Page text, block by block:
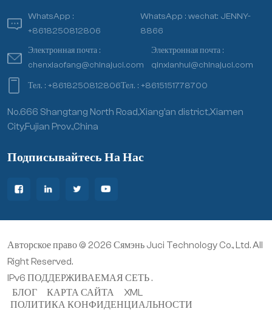
WhatsApp :
+8618250812806
WhatsApp :wechat: JENNY-
8866
Электронная почта :
chenxiaofang@chinajuci.com
Электронная почта :
qinxianhui@chinajuci.com
Тел. :+8618250812806Тел. :+8615151778700
No.666 Shangtang North Road,Xiang’an district,Xiamen
City,Fujian Prov.,China
Подписывайтесь На Нас
Авторское право © 2026 Сямэнь Juci Technology Co., Ltd. All
Right Reserved.
IPv6 ПОДДЕРЖИВАЕМАЯ СЕТЬ .
БЛОГ
КАРТА САЙТА
XML
ПОЛИТИКА КОНФИДЕНЦИАЛЬНОСТИ